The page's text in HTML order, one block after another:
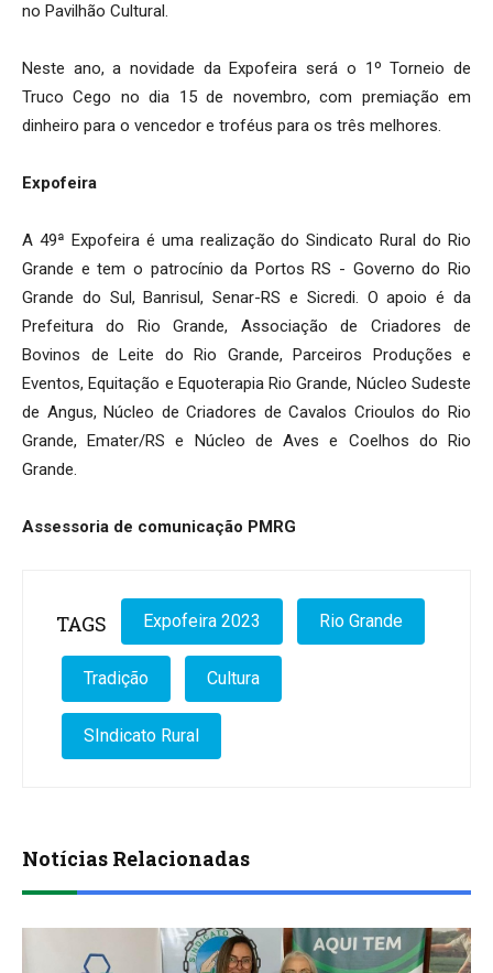
no Pavilhão Cultural.
Neste ano, a novidade da Expofeira será o 1º Torneio de
Truco Cego no dia 15 de novembro, com premiação em
dinheiro para o vencedor e troféus para os três melhores.
Expofeira
A 49ª Expofeira é uma realização do Sindicato Rural do Rio
Grande e tem o patrocínio da Portos RS - Governo do Rio
Grande do Sul, Banrisul, Senar-RS e Sicredi. O apoio é da
Prefeitura do Rio Grande, Associação de Criadores de
Bovinos de Leite do Rio Grande, Parceiros Produções e
Eventos, Equitação e Equoterapia Rio Grande, Núcleo Sudeste
de Angus, Núcleo de Criadores de Cavalos Crioulos do Rio
Grande, Emater/RS e Núcleo de Aves e Coelhos do Rio
Grande.
Assessoria de comunicação PMRG
TAGS Expofeira 2023 Rio Grande
Tradição Cultura
SIndicato Rural
Notícias Relacionadas